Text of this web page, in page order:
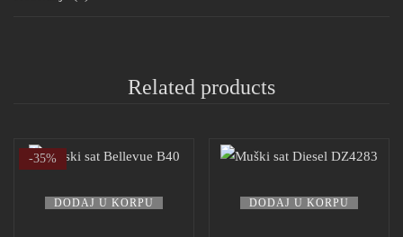
Related products
DODAJ U KORPU
-35%
DODAJ U KORPU